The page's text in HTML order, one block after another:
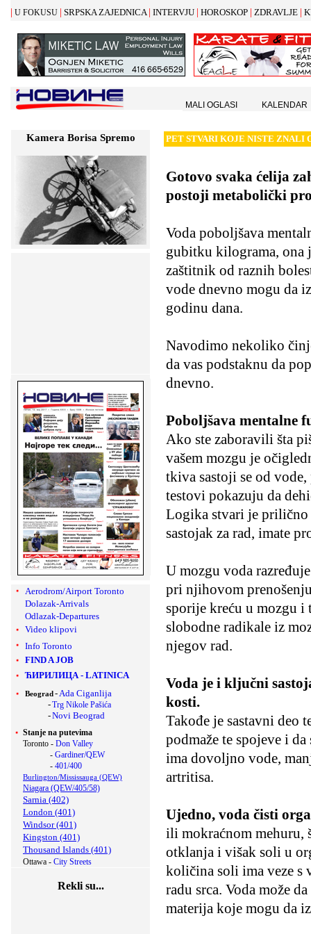
| U FOKUSU | SRPSKA ZAJEDNICA | INTERVJU | HOROSKOP | ZDRAVLJE |
Kamera Borisa Spremo
Aerodrom/Airport Toronto
Dolazak-Arrivals
Odlazak-Departures
Video klipovi
Info Toronto
FIND A JOB
ЋИРИЛИЦА - LATINICA
Beograd -Ada Ciganlija
-Trg Nikole Pašića
-Novi Beograd
Stanje na putevima
Toronto - Don Valley
- Gardiner/QEW
- 401/400
Burlington/Mississauga (QEW)
Niagara (QEW/405/58)
Sarnia (402)
London (401)
Windsor (401)
Kingston (401)
Thousand Islands (401)
Ottawa - City Streets
Rekli su...
PET STVARI KOJE NISTE ZNALI
Gotovo svaka ćelija
postoji metabolički
Voda poboljšava
gubitku kilograma, ona
zaštitnik od raznih
vode dnevno mogu da
godinu dana.
Navodimo nekoliko
da vas podstaknu da
dnevno.
Poboljšava mentalne
Ako ste zaboravili šta
vašem mozgu je
tkiva sastoji se od
testovi pokazuju da
Logika stvari je prilično
sastojak za rad, imate
U mozgu voda
pri njihovom
sporije kreću u mozgu i
slobodne radikale iz
njegov rad.
Voda je i ključni
kosti.
Takođe je sastavni deo
podmaže te spojeve i
ima dovoljno vode,
artritisa.
Ujedno, voda čisti
ili mokraćnom mehuru,
otklanja i višak soli u
količina soli ima veze s
radu srca. Voda može
materija koje mogu da
MALI OGLASI KALENDAR